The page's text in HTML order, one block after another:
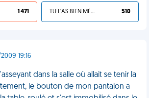
1 471 TU L'AS BIEN MÉRITÉ 510
19:16
dans la salle où allait se tenir la
le bouton de mon pantalon a